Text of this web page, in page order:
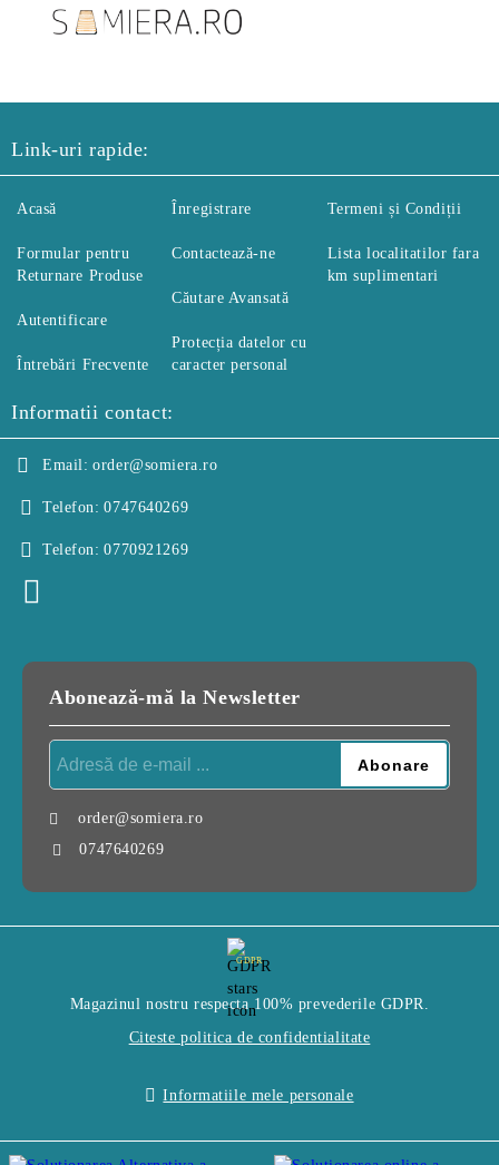
Link-uri rapide:
Acasă
Formular pentru
Returnare Produse
Autentificare
Întrebări Frecvente
Înregistrare
Contactează-ne
Căutare Avansată
Protecția datelor cu
caracter personal
Termeni și Condiții
Lista localitatilor fara
km suplimentari
Informatii contact:
Email: order@somiera.ro
Telefon: 0747640269
Telefon: 0770921269
Abonează-mă la Newsletter
order@somiera.ro
0747640269
GDPR
Magazinul nostru respecta 100% prevederile GDPR.
Citeste politica de confidentialitate
Informatiile mele personale